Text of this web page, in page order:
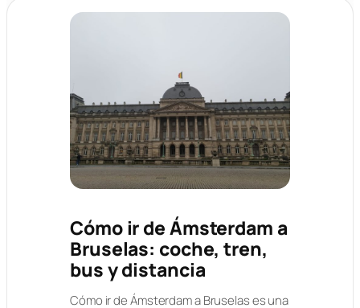
Cómo ir de Ámsterdam a
Bruselas: coche, tren,
bus y distancia
Cómo ir de Ámsterdam a Bruselas es una